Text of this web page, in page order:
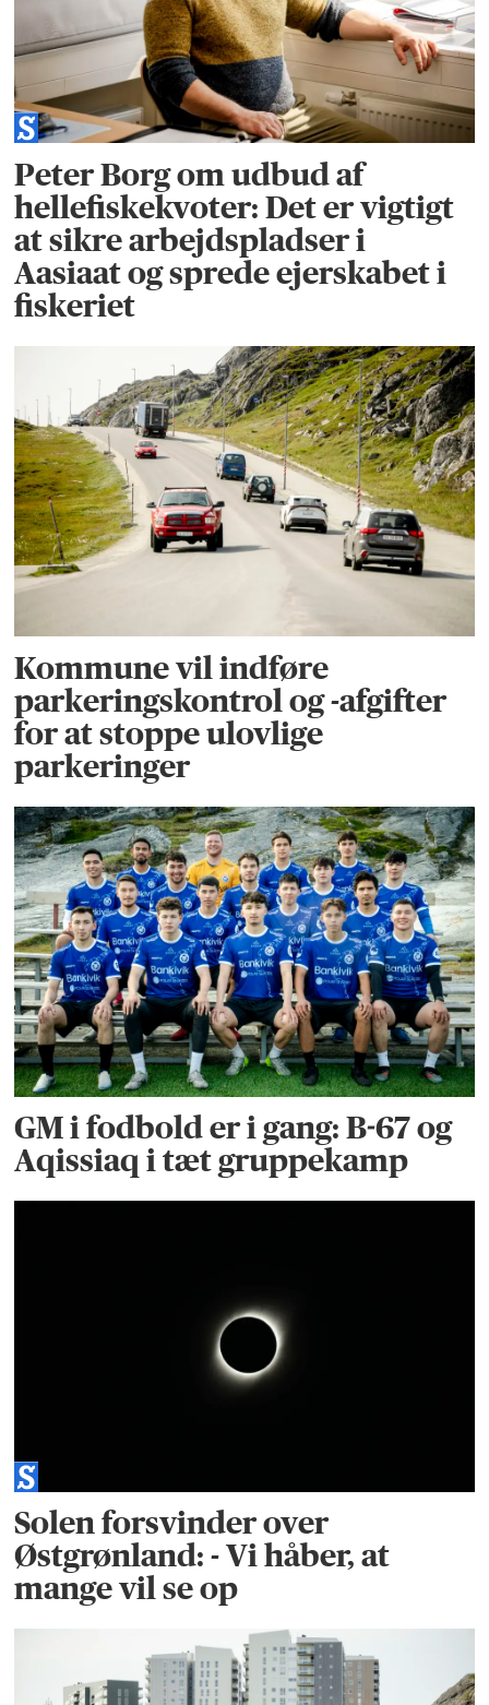
Peter Borg om udbud af
hellefiskekvoter: Det er vigtigt
at sikre arbejdspladser i
Aasiaat og sprede ejerskabet i
fiskeriet
Kommune vil indføre
parkeringskontrol og -afgifter
for at stoppe ulovlige
parkeringer
GM i fodbold er i gang: B-67 og
Aqissiaq i tæt gruppekamp
Solen forsvinder over
Østgrønland: - Vi håber, at
mange vil se op